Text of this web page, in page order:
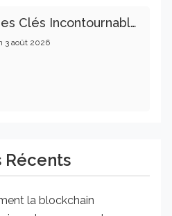
Les Clés Incontournables Pour Réussir Vos Transactions Immobilières
3 août 2026
Récents
la blockchain